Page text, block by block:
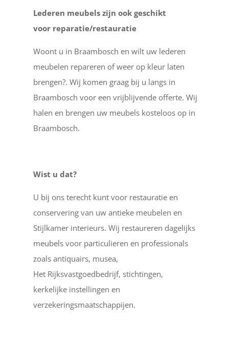
Lederen meubels zijn ook geschikt
voor reparatie/restauratie
Woont u in Braambosch en wilt uw lederen
meubelen repareren of weer op kleur laten
brengen?. Wij komen graag bij u langs in
Braambosch voor een vrijblijvende offerte. Wij
halen en brengen uw meubels kosteloos op in
Braambosch.
Wist u dat?
U bij ons terecht kunt voor restauratie en
conservering van uw antieke meubelen en
Stijlkamer interieurs. Wij restaureren dagelijks
meubels voor particulieren en professionals
zoals antiquairs, musea,
Het Rijksvastgoedbedrijf, stichtingen,
kerkelijke instellingen en
verzekeringsmaatschappijen.